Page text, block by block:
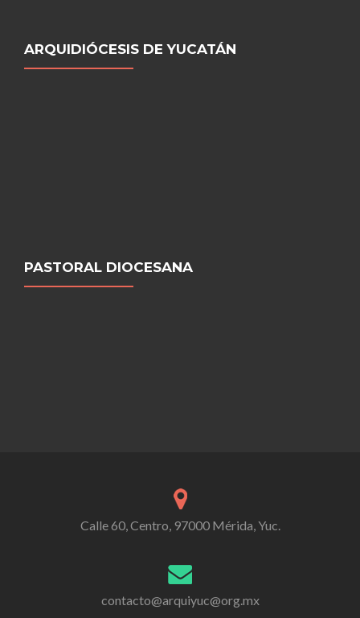
ARQUIDIÓCESIS DE YUCATÁN
PASTORAL DIOCESANA
Calle 60, Centro, 97000 Mérida, Yuc.
contacto@arquiyuc@org.mx